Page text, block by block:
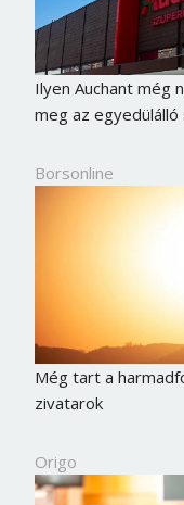
Ilyen Auchant még
meg az
Borsonline
Még tart a
zivatarok
Origo